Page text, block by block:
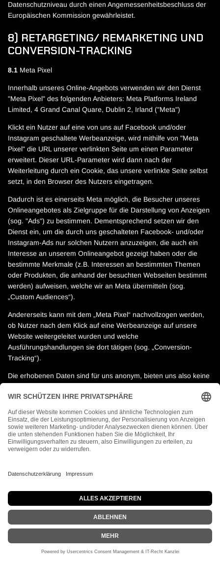
Datenschutzniveau durch einen Angemessenheitsbeschluss der
Europäischen Kommission gewährleistet.
8) RETARGETING/ REMARKETING UND
CONVERSION-TRACKING
8.1 Meta Pixel
Innerhalb unseres Online-Angebots verwenden wir den Dienst
"Meta Pixel" des folgenden Anbieters: Meta Platforms Ireland
Limited, 4 Grand Canal Quare, Dublin 2, Irland ("Meta")
Klickt ein Nutzer auf eine von uns auf Facebook und/oder
Instagram geschaltete Werbeanzeige, wird mithilfe von "Meta
Pixel" die URL unserer verlinkten Seite um einen Parameter
erweitert. Dieser URL-Parameter wird dann nach der
Weiterleitung durch ein Cookie, das unsere verlinkte Seite selbst
setzt, in den Browser des Nutzers eingetragen.
Dadurch ist es einerseits Meta möglich, die Besucher unseres
Onlineangebotes als Zielgruppe für die Darstellung von Anzeigen
(sog. "Ads") zu bestimmen. Dementsprechend setzen wir den
Dienst ein, um die durch uns geschalteten Facebook- und/oder
Instagram-Ads nur solchen Nutzern anzuzeigen, die auch ein
Interesse an unserem Onlineangebot gezeigt haben oder die
bestimmte Merkmale (z.B. Interessen an bestimmten Themen
oder Produkten, die anhand der besuchten Webseiten bestimmt
werden) aufweisen, welche wir an Meta übermitteln (sog.
„Custom Audiences“).
Andererseits kann mit dem „Meta Pixel“ nachvollzogen werden,
ob Nutzer nach dem Klick auf eine Werbeanzeige auf unsere
Website weitergeleitet wurden und welche
Ausführungshandlungen sie dort tätigen (sog. „Conversion-
Tracking“).
Die erhobenen Daten sind für uns anonym, bieten uns also keine
Daten von Meta gespeichert und verarbeitet, sodass eine
Verbindung zum jeweiligen Nutzerprofil möglich ist und Meta die
Daten für eigene Werbezwecke verwenden kann.
Alle oben beschriebenen Verarbeitungen, insbesondere das
Setzen von Cookies für das Auslesen von Informationen auf dem
jederzeit mit Wirkung für die Zukunft widerrufen, indem Sie
diesen Dienst in dem auf der Webseite bereitgestellten „Cookie-
Consent-Tool“ deaktivieren.
Wir haben mit dem Anbieter einen Auftragsverarbeitungsvertrag
geschlossen, der den Schutz der Daten unserer Seitenbesucher
sicherstellt und eine unberechtigte Weitergabe an Dritte